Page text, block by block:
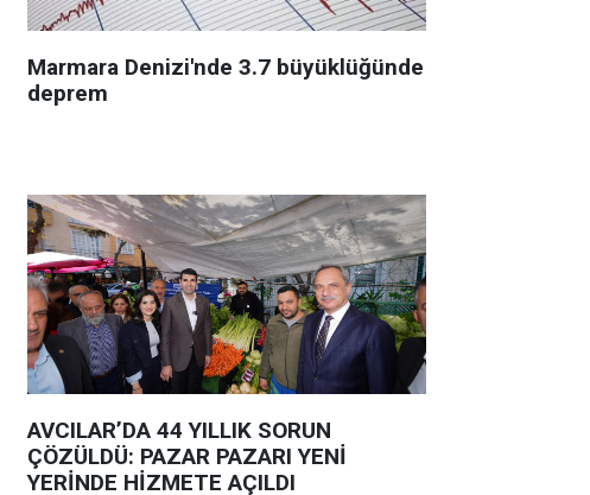
Marmara Denizi'nde 3.7 büyüklüğünde
deprem
AVCILAR’DA 44 YILLIK SORUN
ÇÖZÜLDÜ: PAZAR PAZARI YENİ
YERİNDE HİZMETE AÇILDI